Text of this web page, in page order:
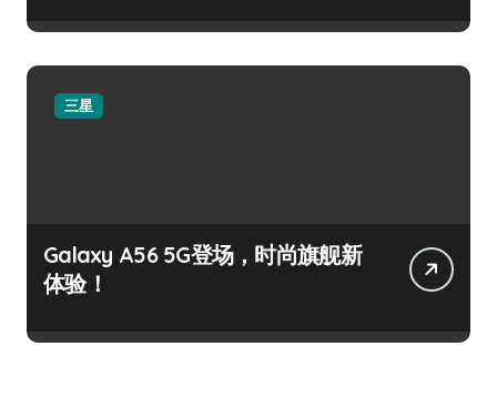
三星
Galaxy A56 5G登场，时尚旗舰新
体验！